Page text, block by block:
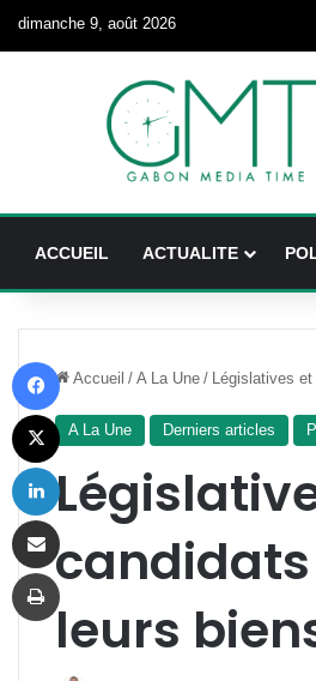
dimanche 9, août 2026
ACCUEIL ACTUALITE
Accueil / A La Une / Législatives
A La Une Derniers articles
leurs
X
Imprimer